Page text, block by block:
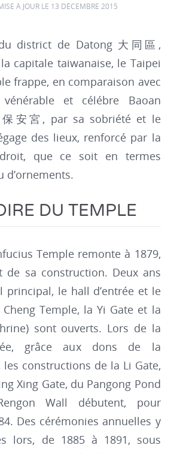
À JOUR LE 13 DÉCEMBRE 2015
district de Datong 大同區,
capitale taiwanaise, le Taipei
frappe, en comparaison avec
et célébre Baoan
安宮, par sa sobriété et le
des lieux, renforcé par la
que ce soit en termes
d’ornements.
DU TEMPLE
Temple remonte à 1879,
de sa construction. Deux ans
principal, le hall d’entrée et le
Temple, la Yi Gate et la
sont ouverts. Lors de la
grâce aux dons de la
les constructions de la Li Gate,
Xing Gate, du Pangong Pond
Wall débutent, pour
Des cérémonies annuelles y
lors, de 1885 à 1891, sous